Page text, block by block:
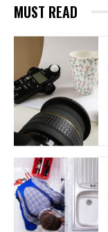
MUST READ